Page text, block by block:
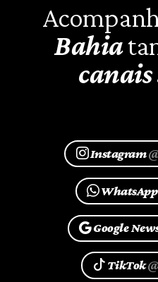
Bahia
canais
Instagram
WhatsApp
Google
TikTok